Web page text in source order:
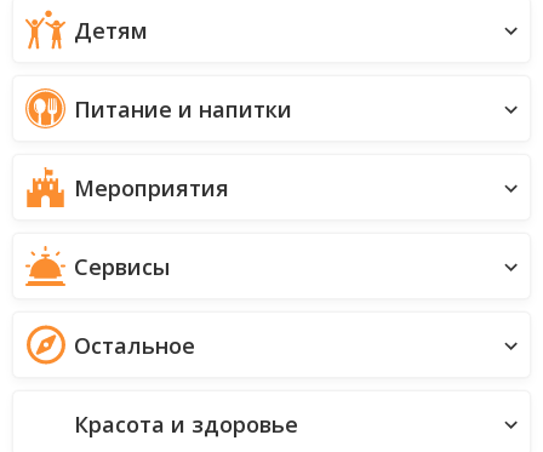
Детям
Питание и напитки
Мероприятия
Сервисы
Остальное
Красота и здоровье